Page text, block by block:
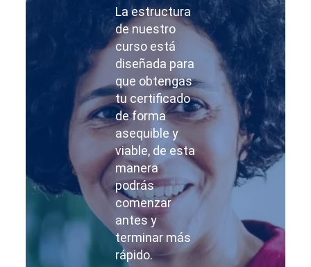
La estructura
de nuestro
curso está
diseñada para
que obtengas
tu certificado
de forma
asequible y
viable, de esta
manera
podrás
comenzar
antes y
terminar más
rápido.